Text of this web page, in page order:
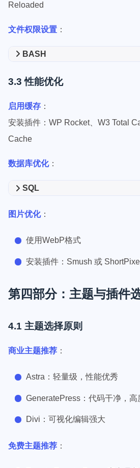
Reloaded
文件权限设置 ：
BASH
3.3 性能优化
启用缓存 ：
安装插件：WP Rocket、W3 Total
Cache
数据库优化：
SQL
图片优化：
使用WebP格式
安装插件：Smush 或 ShortPixel
第四部分：主题与插件
4.1 主题选择原则
商业主题推荐 ：
Astra：轻量级，性能优秀
GeneratePress：代码干净，高
Divi：可视化编辑强大
免费主题推荐 ：